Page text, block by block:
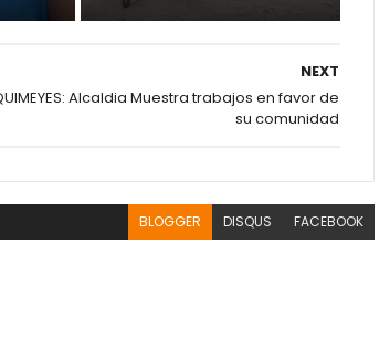
NEXT
Alcaldia Muestra trabajos en favor de
su comunidad
BLOGGER DISQUS FACEBOOK